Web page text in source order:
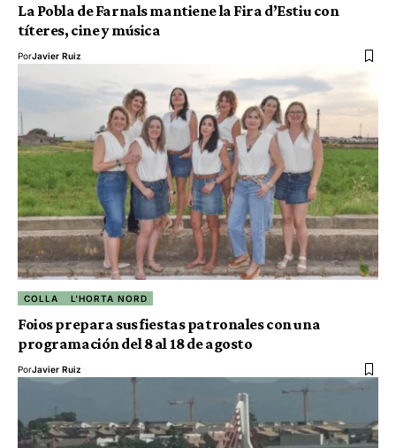
La Pobla de Farnals mantiene la Fira d’Estiu con
títeres, cine y música
PorJavier Ruiz
COLLA L'HORTA NORD
Foios prepara sus fiestas patronales con una
programación del 8 al 18 de agosto
PorJavier Ruiz